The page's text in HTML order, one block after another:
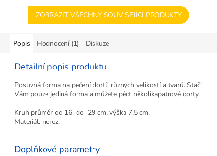
ZOBRAZIT VŠECHNY SOUVISEJÍCÍ PRODUKTY
Popis Hodnocení (1) Diskuze
Detailní popis produktu
Posuvná forma na pečení dortů různých velikostí a tvarů. Stačí
Vám pouze jediná forma a můžete péct několikapatrové dorty.
Kruh průměr od 16 do 29 cm, výška 7,5 cm.
Materiál: nerez.
Doplňkové parametry